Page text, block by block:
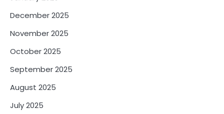
December 2025
November 2025
October 2025
September 2025
August 2025
July 2025